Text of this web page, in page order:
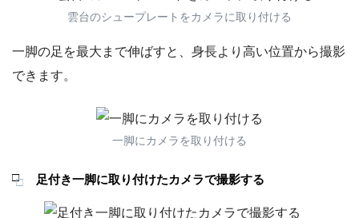
雲台のシュープレートをカメラに取り付ける
一脚の足を最大まで伸ばすと、身長より高い位置から撮影
できます。
一脚にカメラを取り付ける
足付き一脚に取り付けたカメラで撮影する